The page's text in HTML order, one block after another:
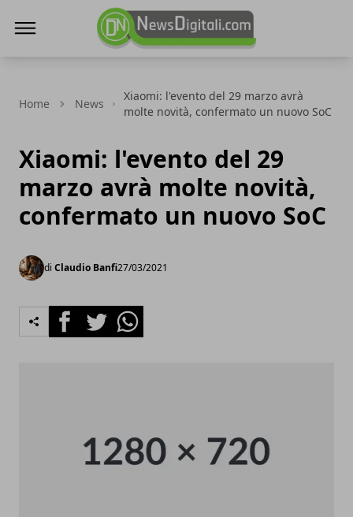
Home News
Xiaomi: l'evento del 29 marzo avrà
molte novità, confermato un nuovo SoC
Xiaomi: l'evento del 29
marzo avrà molte novità,
confermato un nuovo SoC
di Claudio Banfi27/03/2021
FacebookTwitterWhatsapp